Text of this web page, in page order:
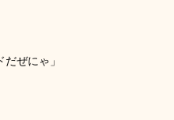
ぜにゃ」